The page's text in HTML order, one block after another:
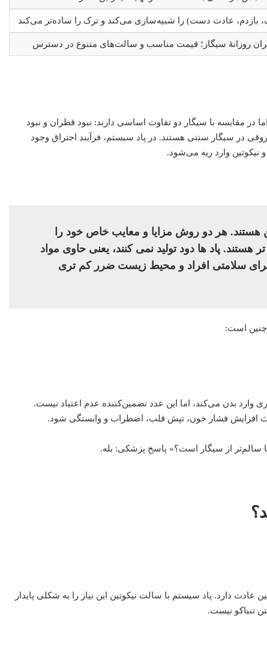
بازدم، عادت دست) را شبیه‌سازی می‌کند و ترک را ساده‌تر می‌کند
روزانهٔ سیگار؛ قیمت مناسب و سالت‌های متنوع در دسترس
در مقایسه با سیگار دو تفاوت اساسی دارند: نبود قطران و نبود
در سیگار سنتی هستند. در پاد سیستم، فرآیند احتراق وجود
هر دو روش مزایا و معایب خاص خود را
پاد ها دود تولید نمی کنند، یعنی حاوی مواد
برای سلامتی افراد و محیط زیست ضرر کم تری
چنین است:
بدن می‌کند، اما این عدد تضمین‌کننده عدم اعتیاد نیست.
افزایش فشار خون، تپش قلب، اضطراب و وابستگی شود.
سالم‌تر از سیگار است؟» پاسخ پزشکی: بله.
سطح از نیکوتین عادت دارد. پاد سیستم با سالت نیکوتین این نیاز را به شکلی پایدار
تنباکو نیست.